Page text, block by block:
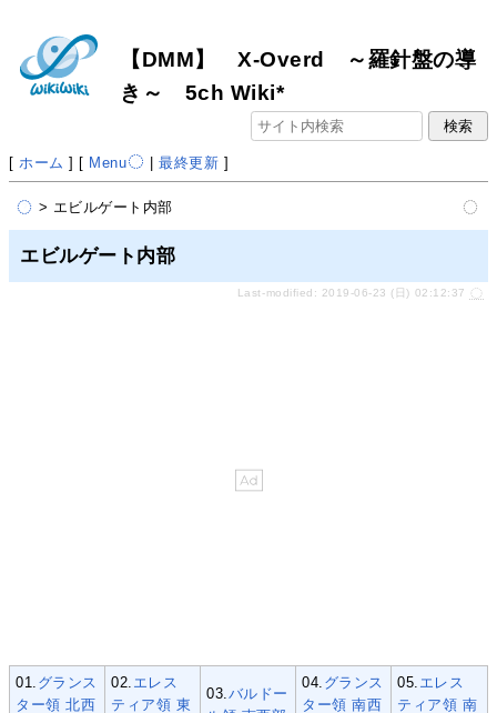
【DMM】 X-Overd ～羅針盤の導
き～ 5ch Wiki*
[ ホーム ] [ Menu |最終更新 ]
> エビルゲート内部
エビルゲート内部
Last-modified: 2019-06-23 (日) 02:12:37
01. グランス
ター領 北西
02. エレス
ティア領 東
03. バルドー
04. グランス
ター領 南西
05. エレス
ティア領 南